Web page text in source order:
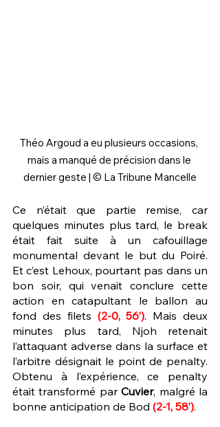
Théo Argoud a eu plusieurs occasions,
mais a manqué de précision dans le
dernier geste | © La Tribune Mancelle
Ce n’était que partie remise, car
quelques minutes plus tard, le break
était fait suite à un cafouillage
monumental devant le but du Poiré.
Et c’est Lehoux, pourtant pas dans un
bon soir, qui venait conclure cette
action en catapultant le ballon au
fond des filets (2-0, 56’). Mais deux
minutes plus tard, Njoh retenait
l’attaquant adverse dans la surface et
l’arbitre désignait le point de penalty.
Obtenu à l’expérience, ce penalty
était transformé par Cuvier, malgré la
bonne anticipation de Bod (2-1, 58’).